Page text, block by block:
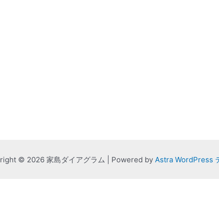
© 2026 家島ダイアグラム | Powered by Astra WordPress